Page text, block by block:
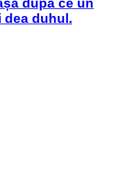
după ce un
dea duhul.